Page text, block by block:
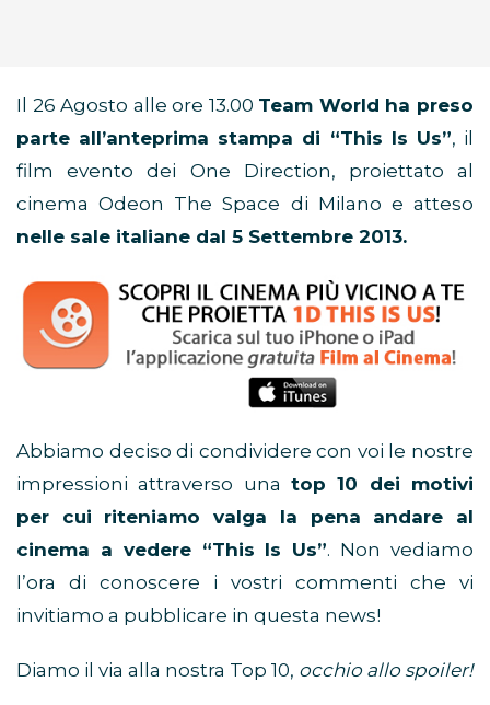
Il 26 Agosto alle ore 13.00 Team World ha preso
parte all’anteprima stampa di “This Is Us”, il
film evento dei One Direction, proiettato al
cinema Odeon The Space di Milano e atteso
nelle sale italiane dal 5 Settembre 2013.
Abbiamo deciso di condividere con voi le nostre
impressioni attraverso una top 10 dei motivi
per cui riteniamo valga la pena andare al
cinema a vedere “This Is Us”. Non vediamo
l’ora di conoscere i vostri commenti che vi
invitiamo a pubblicare in questa news!
Diamo il via alla nostra Top 10, occhio allo spoiler!